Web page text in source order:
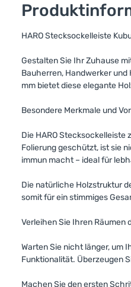
HARO Stecksockelleiste
Gestalten Sie Ihr Zuhause
Bauherren, Handwerker
mm bietet diese elegante
Besondere Merkmale und
Die HARO
Folierung geschützt, ist sie
immun macht – ideal für
Die natürliche Holzstruktur
somit für ein stimmiges
Verleihen Sie Ihren Räumen
Warten Sie nicht länger, um
Funktionalität. Überzeugen
Machen Sie den ersten